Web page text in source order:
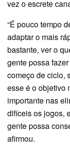
vez o escrete
“É pouco tempo
adaptar o mais
bastante, ver o
gente possa
começo de ciclo,
esse é o objetivo
importante nas
difíceis os jogos,
gente possa
afirmou.